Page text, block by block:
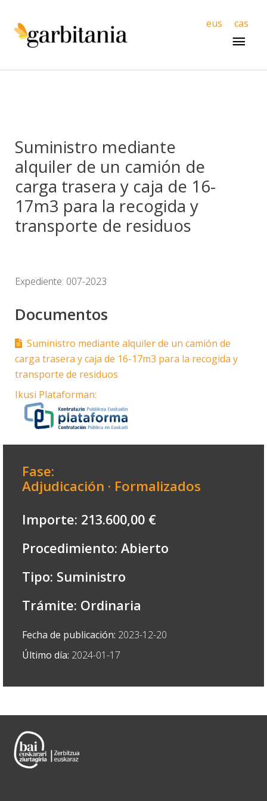
eus cas
Suministro mediante
alquiler de un camión de
carga trasera y caja de 16-
17m3 para la recogida y
transporte de residuos
Expediente: 007-2023
Documentos
Suministro mediante alquiler de un camión de
carga trasera y caja de 16-17m3 para la recogida y
transporte de residuos
Ikusi Plataforman:
Fase:
Adjudicación · Formalizados
Importe: 213.600,00 €
Procedimiento: Abierto
Tipo: Suministro
Trámite: Ordinaria
Fecha de publicación: 2023-12-20
Último día: 2024-01-17